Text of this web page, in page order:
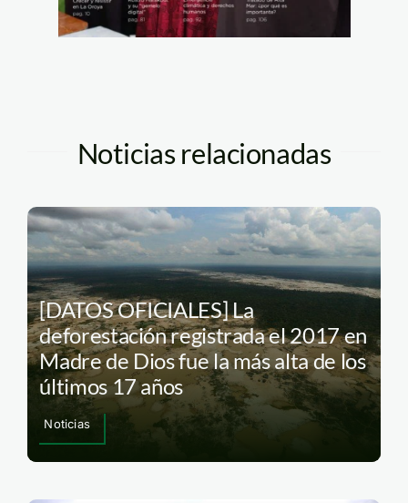
Noticias relacionadas
[DATOS OFICIALES] La
deforestación registrada el 2017 en
Madre de Dios fue la más alta de los
últimos 17 años
Noticias